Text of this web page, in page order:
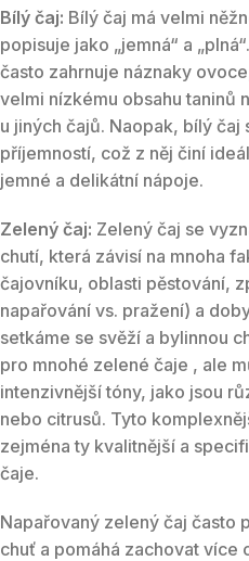
Bílý čaj: Bílý čaj má velmi
popisuje jako „jemná“ a
často zahrnuje náznaky
velmi nízkému obsahu taninů
u jiných čajů. Naopak, bílý čaj
příjemností, což z něj činí
jemné a delikátní nápoje.
Zelený čaj: Zelený čaj se
chutí, která závisí na mnoha
čajovníku, oblasti pěstování,
napařování vs. pražení) a
setkáme se svěží a bylinnou
pro mnohé zelené čaje , ale
intenzivnější tóny, jako jsou
nebo citrusů. Tyto
zejména ty kvalitnější a
čaje.
Napařovaný zelený čaj často
chuť a pomáhá zachovat více